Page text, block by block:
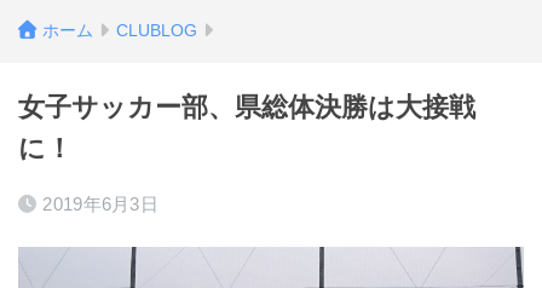
ホーム CLUBLOG
女子サッカー部、県総体決勝は大接戦
に！
2019年6月3日